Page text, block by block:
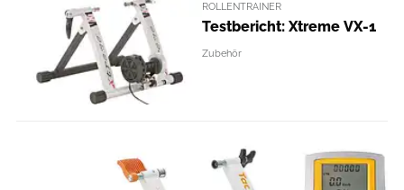
ROLLENTRAINER
Testbericht: Xtreme VX-1
Zubehör